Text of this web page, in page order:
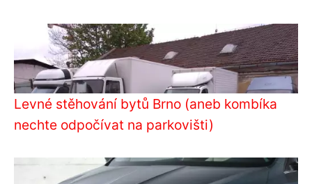
Levné stěhování bytů Brno (aneb kombíka
nechte odpočívat na parkovišti)